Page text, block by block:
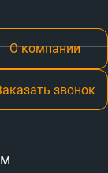
О компании
звонок